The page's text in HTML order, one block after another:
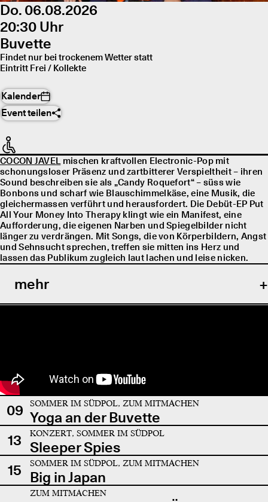
Do. 06.08.2026
20:30 Uhr
Buvette
Findet nur bei trockenem Wetter statt
Eintritt Frei / Kollekte
Kalender
Event teilen
COCON JAVELmischen kraftvollen Electronic-Pop mit
schonungsloser Präsenz und zartbitterer Verspieltheit – ihren
Sound beschreiben sie als „Candy Roquefort“ – süss wie
Bonbons und scharf wie Blauschimmelkäse, eine Musik, die
gleichermassen verführt und herausfordert. Die Debüt-EP Put
All Your Money Into Therapy klingt wie ein Manifest, eine
Aufforderung, die eigenen Narben und Spiegelbilder nicht
länger zu verdrängen. Mit Songs, die von Körperbildern, Angst
und Sehnsucht sprechen, treffen sie mitten ins Herz und
lassen das Publikum zugleich laut lachen und leise nicken.
mehr
09 SOMMER IM SÜDPOL, ZUM MITMACHEN
Yoga an der Buvette
13
KONZERT, SOMMER IM SÜDPOL
Sleeper Spies
15
SOMMER IM SÜDPOL, ZUM MITMACHEN
Big in Japan
ZUM MITMACHEN